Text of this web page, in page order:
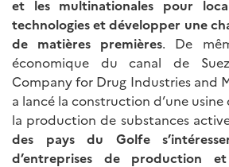
et les multinationales pour
technologies et développer une
de matières premières. De
économique du canal de
Company for Drug Industries and
a lancé la construction d’une usine
la production de substances
des pays du Golfe
d’entreprises de production